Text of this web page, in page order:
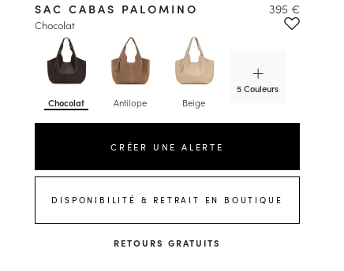
Chocolat Antilope Beige
5 Couleurs
SAC CABAS PALOMINO
Chocolat
395 €
CRÉER UNE ALERTE
DISPONIBILITÉ & RETRAIT EN BOUTIQUE
RETOURS GRATUITS